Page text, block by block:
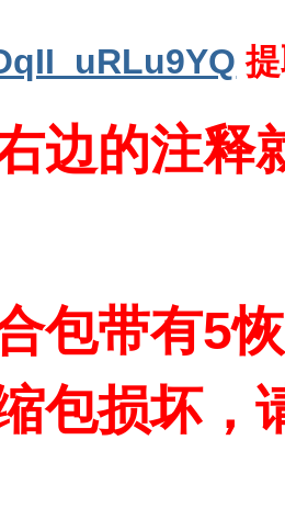
边的注释
包带有5
包损坏，